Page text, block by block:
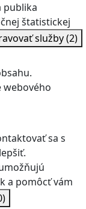
publika
štatistickej
služby(2)
webového
sa s
a pomôcť vám